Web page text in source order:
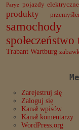
Paryż pojazdy elektryczne
produkty
samochody
społeczeństwo
Trabant Wartburg
Zarejestruj się
Zaloguj się
Kanał wpisów
Kanał komentarzy
WordPress.org